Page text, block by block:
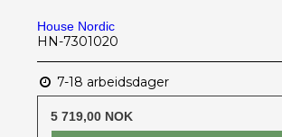
House Nordic
HN-7301020
7-18 arbeidsdager
5 719,00 NOK